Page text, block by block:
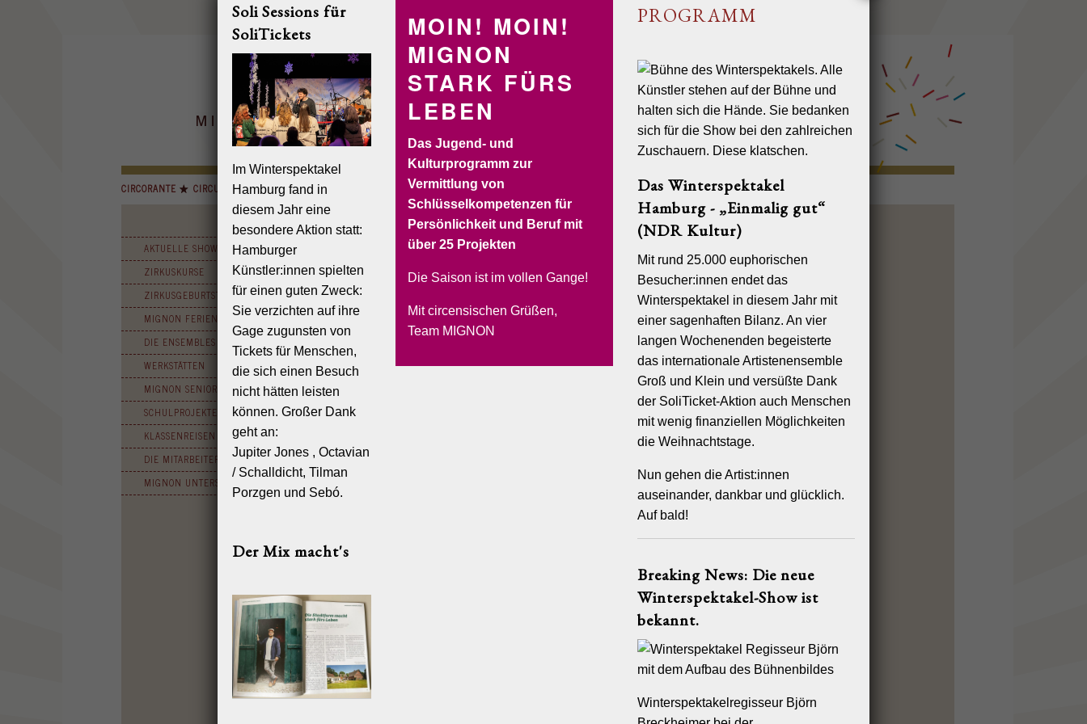
CIRCORANTE CIRCUS MIGNON INSELCIRCUS VERLEIH BUCHEN&RESERVIEREN
AKTUELLE SHOWS & TERMINE
ZIRKUSKURSE
ZIRKUSGEBURTSTAGE
MIGNON FERIENZIRKUS
DIE ENSEMBLES
WERKSTÄTTEN
MIGNON SENIORCIRCUS
SCHULPROJEKTE
KLASSENREISEN
DIE MITARBEITER
MIGNON UNTERSTÜTZEN!
Shows & Termine
Rückblick Mai/Juni 2016
„La Fete“
– ein sommerliches Showvergnügen des Circus
Mignon.
Feste feiern, wie sie fallen – dies gilt natürlich insbesondere für die jetzige
Jahreszeit. Darum widmet sich die diesjährige Sommerproduktion des Circus
Mignon all den vielen Vorbereitungen, die vor einem Fest zu treffen sind. Oft
ist die Vorfreude und die Vorstellung auf das Kommende schöner als das
das Träumen vom großen Fest sind essentielle Bestandteile des Ganzen.
Die 30 Mignon-Artisten im Alter zwischen 12 und 15 Jahren zeigen ab dem
28. Mai mit viel Kreativität, Poesie und circensischem Können, wie
unterhaltsam aber auch skurril und komisch die Zuarbeiten auf ein Fest sein
können. Zum Anbringen bunter Bänder wird am Maibaum akrobatisch geturnt.
unterbricht. Wie von Geisterhand erscheinen Kerzen und sorgen für Licht. Die
Spiegel des Festsaals werden so sehr auf Hochglanz gebracht, dass sie zu
tanzen anfangen. Und ein wenig wie im wirklichen Leben: Die Vorfreude auf
das Fest nimmt man sogar mit in den Schlaf: Die Teenie-Artisten des Circus
Natürlich artet das ganze Fest am Schluss ein wenig aus. Kellner fangen an
zu tanzen und auf der langen Tafel werden plötzlich Salti gesprungen. Im
fulminanten Finale regnet es Konfetti und Luftballons en masse.
Die künstlerische und pädagogische Verantwortung für die Show trug mit
einzigartiger Handschrift Tobias Fiedler, der u.a. auch für Palazzo und den
Circus Roncalli Varieté-Shows inszeniert. Die wunderschönen und
detailverliebten Kostüme schneiderte Hannah Kliewer. Sie studiert
Modedesign in Hamburg und konnte ihrer Kreativität für das Spektakel freien
Soli Sessions für
SoliTickets
Im Winterspektakel
Hamburg fand in
diesem Jahr eine
besondere Aktion statt:
Hamburger
Künstler:innen spielten
für einen guten Zweck:
Sie verzichten auf ihre
Gage zugunsten von
Tickets für Menschen,
die sich einen Besuch
nicht hätten leisten
können. Großer Dank
geht an:
Jupiter Jones , Octavian
/ Schalldicht, Tilman
Porzgen und Sebó.
Der Mix macht's
MOIN! MOIN!
MIGNON
STARK FÜRS
LEBEN
Das Jugend- und
Kulturprogramm zur
Vermittlung von
Schlüsselkompetenzen für
Persönlichkeit und Beruf mit
über 25 Projekten
Die Saison ist im vollen Gange!
Mit circensischen Grüßen,
Team MIGNON
PROGRAMM
Das Winterspektakel
Hamburg - „Einmalig gut“
(NDR Kultur)
Mit rund 25.000 euphorischen
Besucher:innen endet das
Winterspektakel in diesem Jahr mit
einer sagenhaften Bilanz. An vier
langen Wochenenden begeisterte
das internationale Artistenensemble
Groß und Klein und versüßte Dank
der SoliTicket-Aktion auch Menschen
mit wenig finanziellen Möglichkeiten
die Weihnachtstage.
Nun gehen die Artist:innen
auseinander, dankbar und glücklich.
Auf bald!
Breaking News: Die neue
Winterspektakel-Show ist
bekannt.
Winterspektakelregisseur Björn